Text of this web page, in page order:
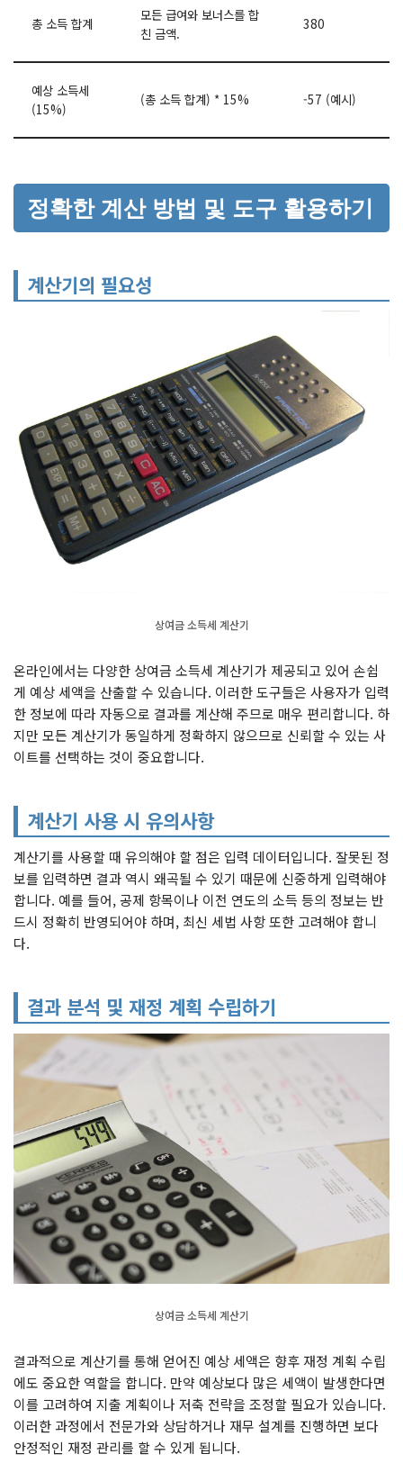
총 소득 합계
모든 급여와 보너스를 합
친 금액.
380
예상 소득세
(15%)
(총 소득 합계) * 15% -57 (예시)
정확한 계산 방법 및 도구 활용하기
계산기의 필요성
상여금 소득세 계산기
온라인에서는 다양한 상여금 소득세 계산기가 제공되고 있어 손쉽
게 예상 세액을 산출할 수 있습니다. 이러한 도구들은 사용자가 입력
한 정보에 따라 자동으로 결과를 계산해 주므로 매우 편리합니다. 하
지만 모든 계산기가 동일하게 정확하지 않으므로 신뢰할 수 있는 사
이트를 선택하는 것이 중요합니다.
계산기 사용 시 유의사항
계산기를 사용할 때 유의해야 할 점은 입력 데이터입니다. 잘못된 정
보를 입력하면 결과 역시 왜곡될 수 있기 때문에 신중하게 입력해야
합니다. 예를 들어, 공제 항목이나 이전 연도의 소득 등의 정보는 반
드시 정확히 반영되어야 하며, 최신 세법 사항 또한 고려해야 합니
다.
결과 분석 및 재정 계획 수립하기
상여금 소득세 계산기
결과적으로 계산기를 통해 얻어진 예상 세액은 향후 재정 계획 수립
에도 중요한 역할을 합니다. 만약 예상보다 많은 세액이 발생한다면
이를 고려하여 지출 계획이나 저축 전략을 조정할 필요가 있습니다.
이러한 과정에서 전문가와 상담하거나 재무 설계를 진행하면 보다
안정적인 재정 관리를 할 수 있게 됩니다.